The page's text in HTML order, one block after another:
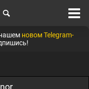
новом Telegram-